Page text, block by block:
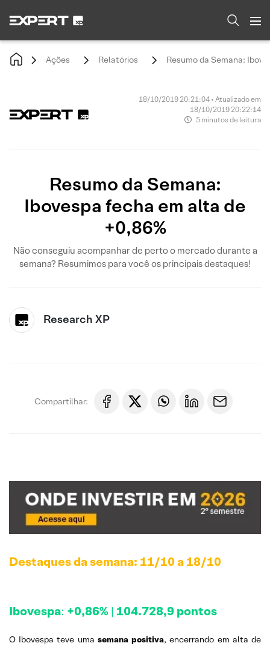
Ações Relatórios Resumo da Semana:
18/10/2019 20:21:04 • Atualizado em
18/10/2019 20:22:14
5 minutos de leitura
Resumo da Semana:
Ibovespa fecha em alta de
+0,86%
Não conseguiu acompanhar de perto o mercado durante a
semana? Resumimos para você os principais destaques!
Research XP
Compartilhar:
Destaques da semana: 11/10 a18/10
Ibovespa: +0,86%| 104.728,9 pontos
O Ibovespa teve uma semana positiva, encerrando em alta de